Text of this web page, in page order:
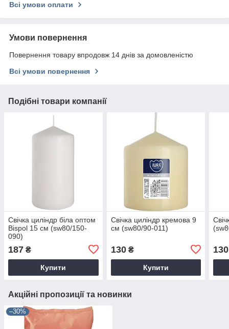
Всі умови оплати
Умови повернення
Повернення товару впродовж 14 днів за домовленістю
Всі умови повернення
Подібні товари компанії
Свічка циліндр біла оптом
Bispol 15 см (sw80/150-
090)
187 ₴
Купити
Свічка циліндр кремова 9
см (sw80/90-011)
130₴
Купити
130
Акційні пропозиції та новинки
–30%